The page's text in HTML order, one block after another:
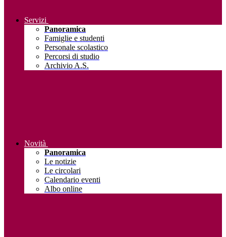
Servizi
Panoramica
Famiglie e studenti
Personale scolastico
Percorsi di studio
Archivio A.S.
Novità
Panoramica
Le notizie
Le circolari
Calendario eventi
Albo online